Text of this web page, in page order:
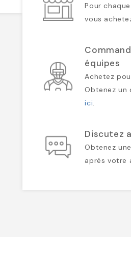
Pour
vous
équipes
Achetez
Obtenez un
ici.
Discutez
Obtenez
après votre